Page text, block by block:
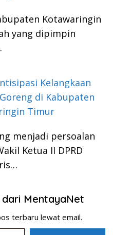
Kotawaringin
yang dipimpin
Kelangkaan
di Kabupaten
Timur
menjadi persoalan
Ketua II DPRD
MentayaNet
terbaru lewat email.